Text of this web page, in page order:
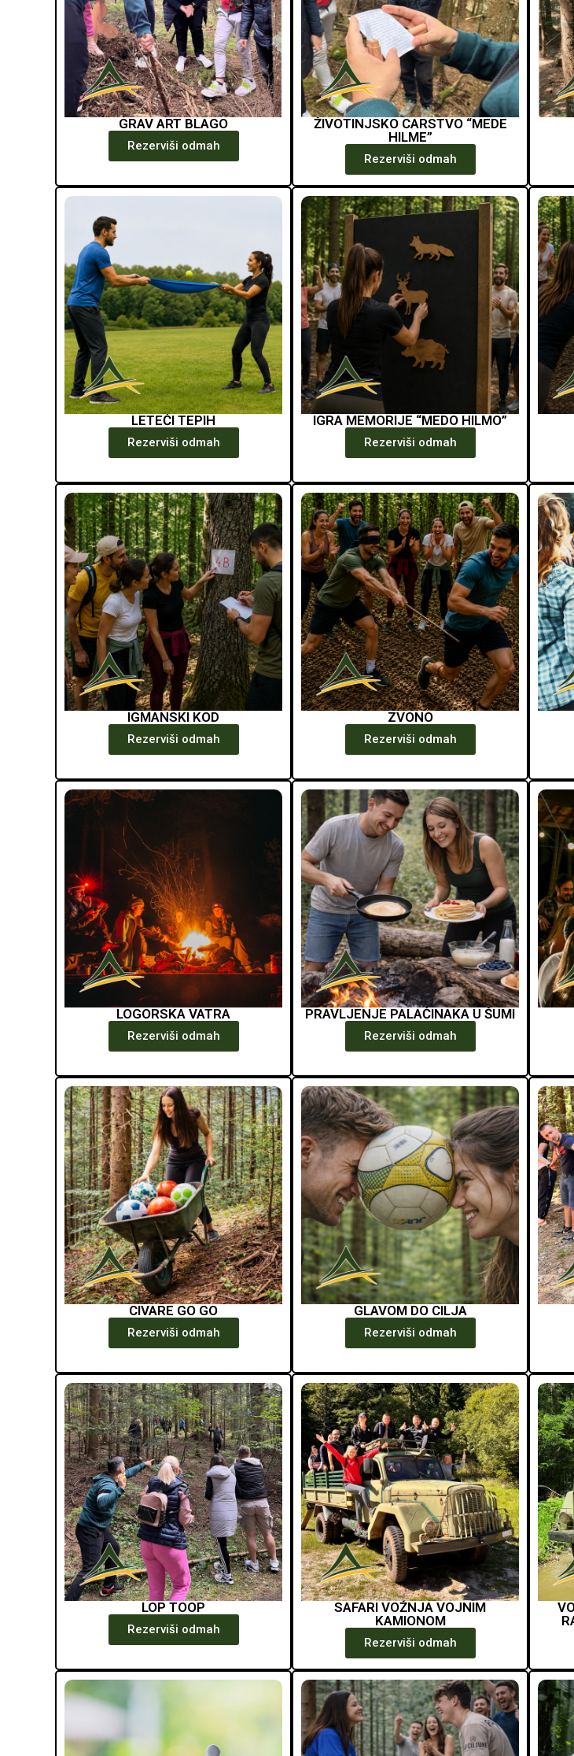
GRAV ART BLAGO
Rezerviši odmah
ŽIVOTINJSKO CARSTVO “MEDE
HILME”
Rezerviši odmah
LETEĆI TEPIH
Rezerviši odmah
IGRA MEMORIJE “MEDO HILMO”
Rezerviši odmah
IGMANSKI KOD
Rezerviši odmah
ZVONO
Rezerviši odmah
LOGORSKA VATRA
Rezerviši odmah
PRAVLJENJE PALAČINAKA U ŠUMI
Rezerviši odmah
CIVARE GO GO
Rezerviši odmah
GLAVOM DO CILJA
Rezerviši odmah
LOP TOOP
Rezerviši odmah
SAFARI VOŽNJA VOJNIM
KAMIONOM
Rezerviši odmah